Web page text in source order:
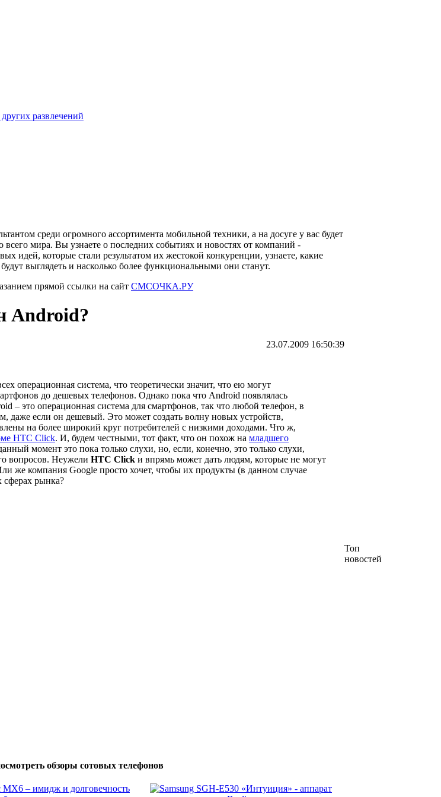
развлечений
среди огромного ассортимента мобильной техники, а на досуге у вас будет
мира. Вы узнаете о последних событиях и новостях от компаний -
идей, которые стали результатом их жестокой конкуренции, узнаете, какие
выглядеть и насколько более функциональными они станут.
прямой ссылки на сайт СМСОЧКА.РУ
Android?
23.07.2009 16:50:39
операционная система, что теоретически значит, что ею могут
до дешевых телефонов. Однако пока что Android появлялась
– это операционная система для смартфонов, так что любой телефон, в
даже если он дешевый. Это может создать волну новых устройств,
на более широкий круг потребителей с низкими доходами. Что ж,
HTC Click. И, будем честными, тот факт, что он похож на младшего
момент это пока только слухи, но, если, конечно, это только слухи,
вопросов. Неужели HTC Click и впрямь может дать людям, которые не могут
же компания Google просто хочет, чтобы их продукты (в данном случае
сферах рынка?
обзоры сотовых телефонов
Топ
новостей